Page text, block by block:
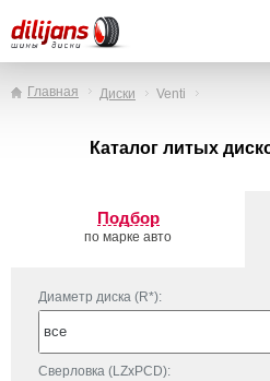
Главная Диски Venti
Каталог литых
Подбор
по марке авто
Диаметр диска (R*):
Сверловка (LZxPCD):